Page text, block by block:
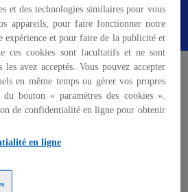
l'étude
n
o
u
v
e
l
o
en est le secteur
de plus en plus l'IA
et des technologies similaires pour vous
appareils, pour faire fonctionner notre
expérience et pour faire de la publicité et
ces cookies sont facultatifs et ne sont
avez acceptés. Vous pouvez accepter
en même temps ou gérer vos propres
bouton « paramètres des cookies ».
de confidentialité en ligne pour obtenir
en ligne